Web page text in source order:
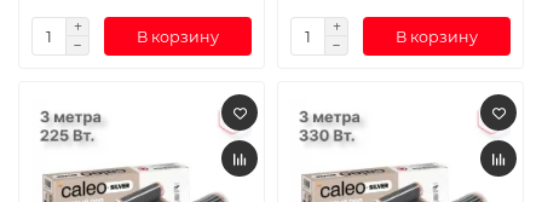
В корзину В корзину